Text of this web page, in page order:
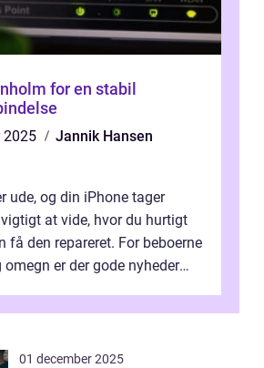
for en stabil
2025
Jannik Hansen
ude, og din iPhone tager
at vide, hvor du hurtigt
få den repareret. For beboerne
er der gode nyheder
01 december 2025